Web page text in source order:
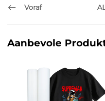
Voraf
Aanbevole